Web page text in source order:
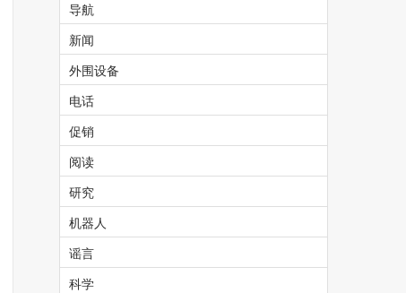
导航
新闻
外围设备
电话
促销
阅读
研究
机器人
谣言
科学